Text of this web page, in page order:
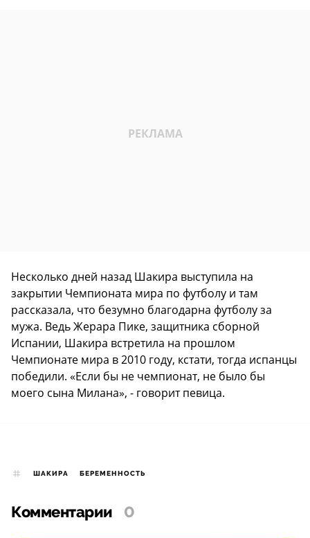
Несколько дней назад Шакира выступила на
закрытии Чемпионата мира по футболу и там
рассказала, что безумно благодарна футболу за
мужа. Ведь Жерара Пике, защитника сборной
Испании, Шакира встретила на прошлом
Чемпионате мира в 2010 году, кстати, тогда испанцы
победили. «Если бы не чемпионат, не было бы
моего сына Милана», - говорит певица.
ШАКИРА БЕРЕМЕННОСТЬ
Комментарии 0